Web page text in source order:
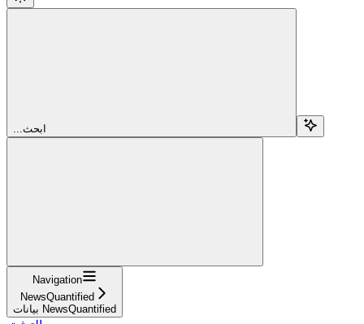
...ابحث
Navigation
NewsQuantified
بيانات NewsQuantified